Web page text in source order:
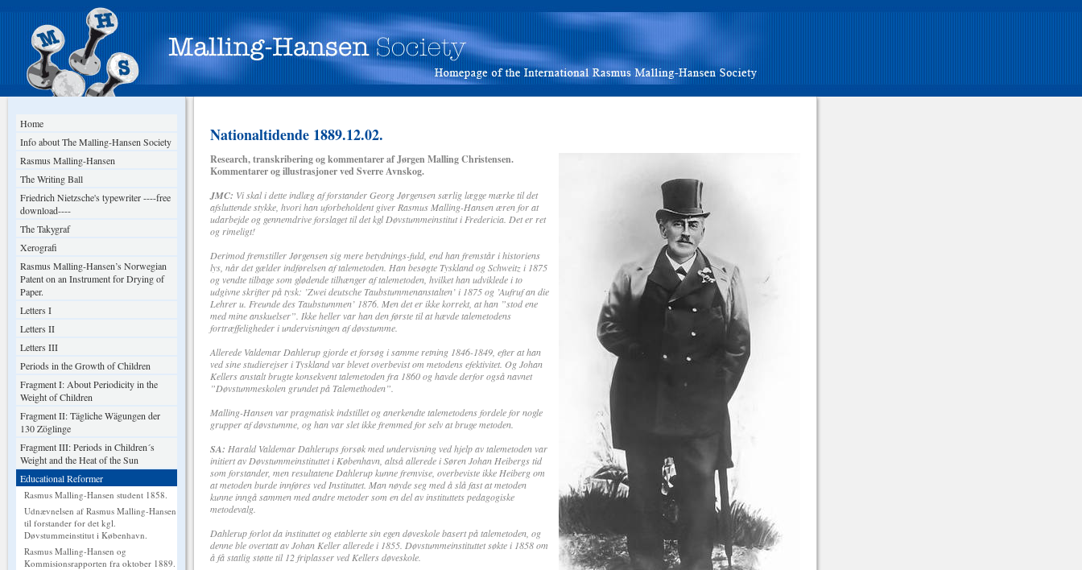
Home
Info about The Malling-Hansen Society
Rasmus Malling-Hansen
The Writing Ball
Friedrich Nietzsche's typewriter ----free
download----
The Takygraf
Xerografi
Rasmus Malling-Hansen’s Norwegian
Patent on an Instrument for Drying of
Paper.
Letters I
Letters II
Letters III
Periods in the Growth of Children
Fragment I: About Periodicity in the
Weight of Children
Fragment II: Tägliche Wägungen der
130 Zöglinge
Fragment III: Periods in Children´s
Weight and the Heat of the Sun
Educational Reformer
Rasmus Malling-Hansen student 1858.
Udnævnelsen af Rasmus Malling-Hansen
til forstander for det kgl.
Døvstummeinstitut i København.
Rasmus Malling-Hansen og
Kommisionsrapporten fra oktober 1889.
Nationaltidende 1889.12.02.
Research, transkribering og kommentarer af Jørgen Malling Christensen.
Kommentarer og illustrasjoner ved Sverre Avnskog.
JMC: Vi skal i dette indlæg af forstander Georg Jørgensen særlig lægge mærke til det
afsluttende stykke, hvori han uforbeholdent giver Rasmus Malling-Hansen æren for at
udarbejde og gennemdrive forslaget til det kgl Døvstummeinstitut i Fredericia. Det er ret
og rimeligt!
Derimod fremstiller Jørgensen sig mere betydnings-fuld, end han fremstår i historiens
lys, når det gælder indførelsen af talemetoden. Han besøgte Tyskland og Schweitz i 1875
og vendte tilbage som glødende tilhænger af talemetoden, hvilket han udviklede i to
udgivne skrifter på tysk: ’Zwei deutsche Taubstummenanstalten’ i 1875 og ’Aufruf an die
Lehrer u. Freunde des Taubstummen’ 1876. Men det er ikke korrekt, at han ”stod ene
med mine anskuelser”. Ikke heller var han den første til at hævde talemetodens
fortræffeligheder i undervisningen af døvstumme.
Allerede Valdemar Dahlerup gjorde et forsøg i samme retning 1846-1849, efter at han
ved sine studierejser i Tyskland var blevet overbevist om metodens efektivitet. Og Johan
Kellers anstalt brugte konsekvent talemetoden fra 1860 og havde derfor også navnet
”Døvstummeskolen grundet på Talemethoden”.
Malling-Hansen var pragmatisk indstillet og anerkendte talemetodens fordele for nogle
grupper af døvstumme, og han var slet ikke fremmed for selv at bruge metoden.
SA: Harald Valdemar Dahlerups forsøk med undervisning ved hjelp av talemetoden var
initiert av Døvstummeinstituttet i København, altså allerede i Søren Johan Heibergs tid
som forstander, men resultatene Dahlerup kunne fremvise, overbeviste ikke Heiberg om
at metoden burde innføres ved Instituttet. Man nøyde seg med å slå fast at metoden
kunne inngå sammen med andre metoder som en del av instituttets pedagogiske
metodevalg.
Dahlerup forlot da instituttet og etablerte sin egen døveskole basert på talemetoden, og
denne ble overtatt av Johan Keller allerede i 1855. Døvstummeinstituttet søkte i 1858 om
å få statlig støtte til 12 friplasser ved Kellers døveskole.